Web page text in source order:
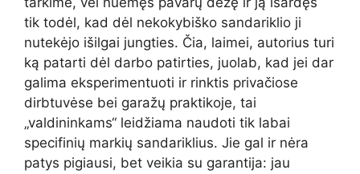
tik todėl, kad dėl nekokybiško sandariklio ji
nutekėjo išilgai jungties. Čia, laimei, autorius turi
ką patarti dėl darbo patirties, juolab, kad jei dar
galima eksperimentuoti ir rinktis privačiose
dirbtuvėse bei garažų praktikoje, tai
„valdininkams“ leidžiama naudoti tik labai
specifinių markių sandariklius. Jie gal ir nėra
patys pigiausi, bet veikia su garantija: jau